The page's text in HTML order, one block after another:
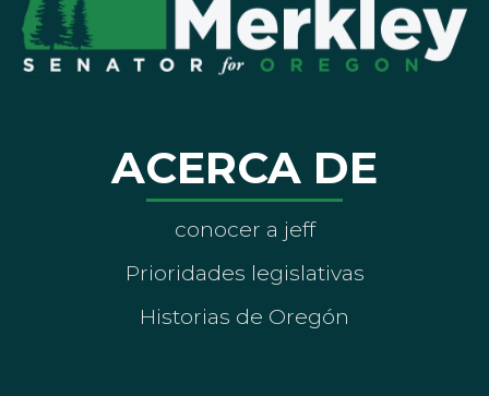
ACERCA DE
conocer a jeff
Prioridades legislativas
Historias de Oregón